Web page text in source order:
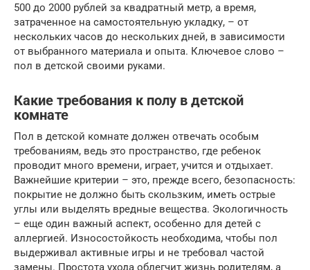
500 до 2000 рублей за квадратный метр, а время,
затраченное на самостоятельную укладку, – от
нескольких часов до нескольких дней, в зависимости
от выбранного материала и опыта. Ключевое слово –
пол в детской своими руками.
Какие требования к полу в детской
комнате
Пол в детской комнате должен отвечать особым
требованиям, ведь это пространство, где ребенок
проводит много времени, играет, учится и отдыхает.
Важнейшие критерии – это, прежде всего, безопасность:
покрытие не должно быть скользким, иметь острые
углы или выделять вредные вещества. Экологичность
– еще один важный аспект, особенно для детей с
аллергией. Износостойкость необходима, чтобы пол
выдерживал активные игры и не требовал частой
замены. Простота ухода облегчит жизнь родителям, а